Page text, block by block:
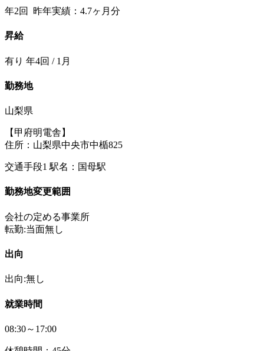
年2回 昨年実績：4.7ヶ月分
昇給
有り 年4回 / 1月
勤務地
山梨県
【甲府明電舎】
住所：山梨県中央市中楯825
交通手段1 駅名：国母駅
勤務地変更範囲
会社の定める事業所
転勤:当面無し
出向
出向:無し
就業時間
08:30～17:00